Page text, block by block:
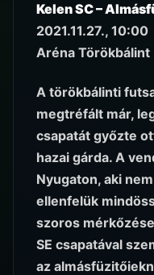
Kelen SC –
2021.11.27., 10:00
Aréna Törökbálint
A törökbálinti
megtréfált már,
csapatát győzte
hazai gárda. A
Nyugaton, aki
ellenfelük
szoros
SE csapatával
az